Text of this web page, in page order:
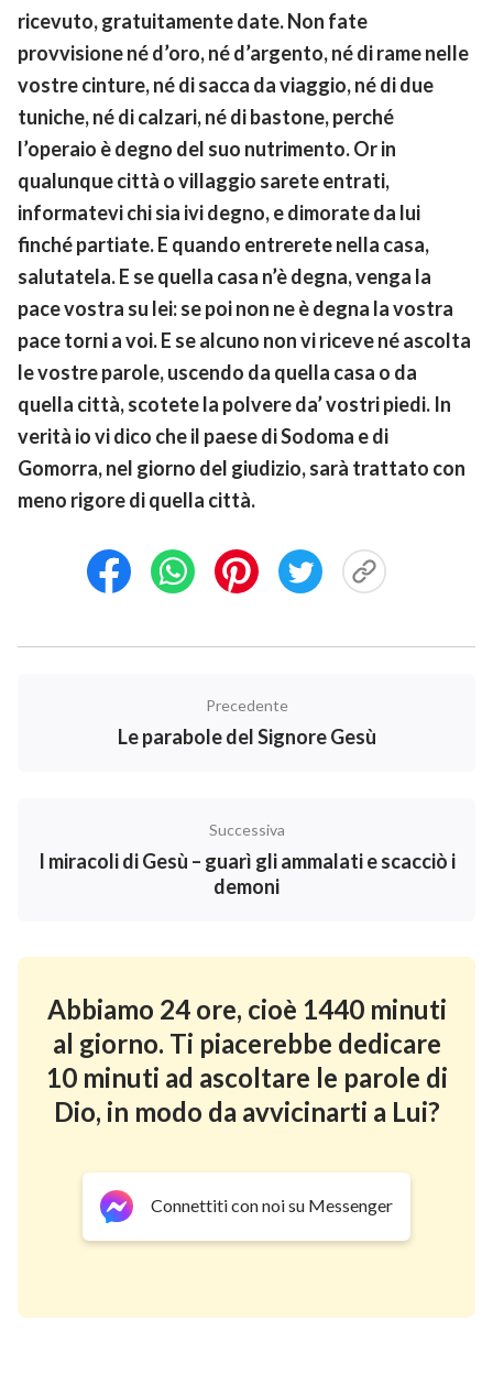
ricevuto, gratuitamente date. Non fate
provvisione né d’oro, né d’argento, né di rame nelle
vostre cinture, né di sacca da viaggio, né di due
tuniche, né di calzari, né di bastone, perché
l’operaio è degno del suo nutrimento. Or in
qualunque città o villaggio sarete entrati,
informatevi chi sia ivi degno, e dimorate da lui
finché partiate. E quando entrerete nella casa,
salutatela. E se quella casa n’è degna, venga la
pace vostra su lei: se poi non ne è degna la vostra
pace torni a voi. E se alcuno non vi riceve né ascolta
le vostre parole, uscendo da quella casa o da
quella città, scotete la polvere da’ vostri piedi. In
verità io vi dico che il paese di Sodoma e di
Gomorra, nel giorno del giudizio, sarà trattato con
meno rigore di quella città.
Precedente
Le parabole del Signore Gesù
Successiva
I miracoli di Gesù – guarì gli ammalati e scacciò i
demoni
Abbiamo 24 ore, cioè 1440 minuti
al giorno. Ti piacerebbe dedicare
10 minuti ad ascoltare le parole di
Dio, in modo da avvicinarti a Lui?
Connettiti con noi su Messenger